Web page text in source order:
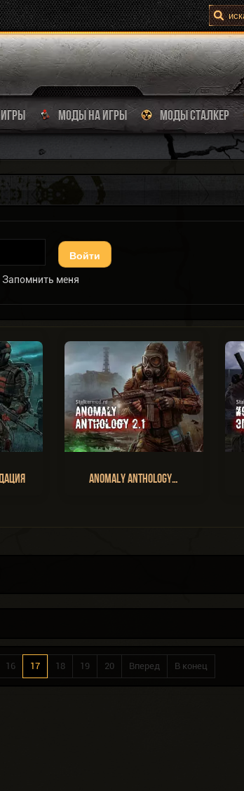
ИГРЫ МОДЫ НА ИГРЫ МОДЫ СТАЛКЕР
Войти
Запомнить меня
Anomaly Anthology…
16 17 18 19 20 Вперед В конец